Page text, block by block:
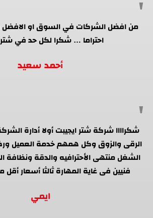
من افضل الشركات في السوق او الافضل و
احتراما … شكرا لكل حد في شتر
أحمد سعيد
شكراااا شركة شتر ايجيبت أولا أدارة
الرقى والزوق وكل همهم خدمة العميل
الشغل منتهى الأحترافيه والدقة ونظافة
فنيين فى غاية المهارة ثالثا أسعار
ايمي